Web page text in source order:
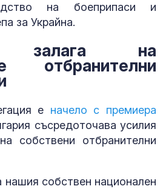
на боеприпаси и
за Украйна.
залага на
отбранителни
е начело с премиера
съсредоточава усилия
собствени отбранителни
нашия собствен национален